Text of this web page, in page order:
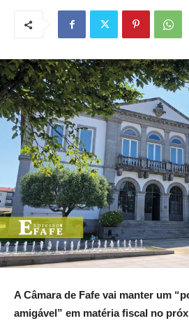
A Câmara de Fafe vai manter um
amigável” em matéria fiscal no